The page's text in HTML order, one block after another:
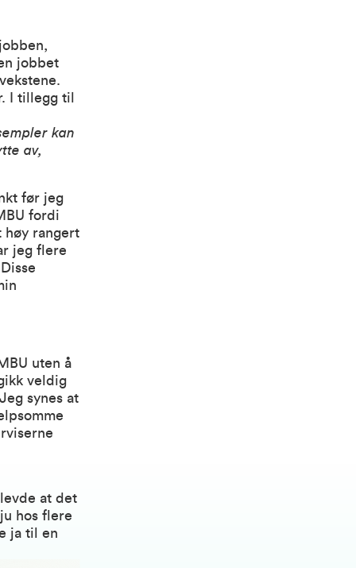
jobbet
I tillegg til
kan
av,
før jeg
fordi
høy rangert
jeg flere
uten å
veldig
synes at
at det
hos flere
ja til en